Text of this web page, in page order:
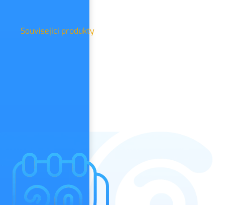
Související produkty